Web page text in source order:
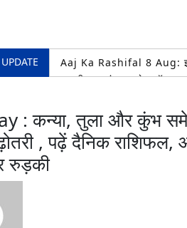
Aaj Ka Rashifal 8 Aug: इन
राष्ट्रीय बजरंग दल के ब्लॉक
शिवभक्तों की सेवा करना ही
2026
आज दिनांक 7 अगस्त 2026 को
7 August Ka Rashifal: इन
: कन्या, तुला और कुंभ समेत
, पढ़ें दैनिक
रुड़की